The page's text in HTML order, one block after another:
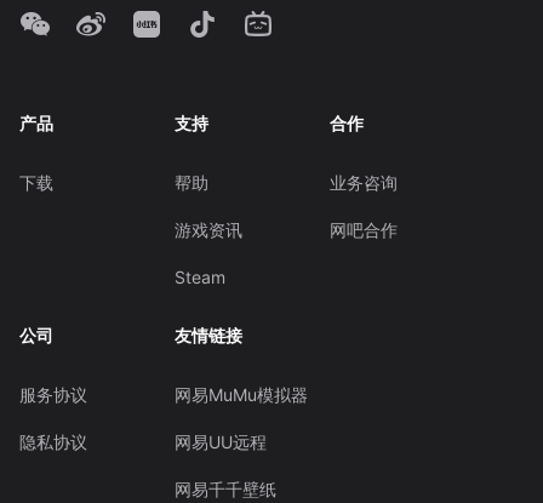
产品
下载
支持
帮助
游戏资讯
Steam
合作
业务咨询
网吧合作
公司
服务协议
隐私协议
友情链接
网易MuMu模拟器
网易UU远程
网易千千壁纸